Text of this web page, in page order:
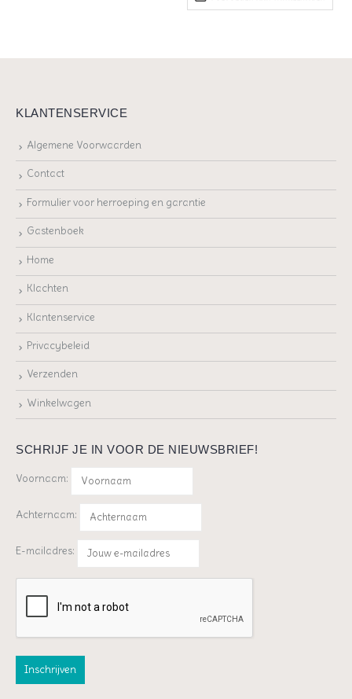
KLANTENSERVICE
Algemene Voorwaarden
Contact
Formulier voor herroeping en garantie
Gastenboek
Home
Klachten
Klantenservice
Privacybeleid
Verzenden
Winkelwagen
SCHRIJF JE IN VOOR DE NIEUWSBRIEF!
Voornaam:
Achternaam:
E-mailadres: